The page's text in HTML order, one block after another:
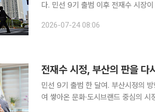
다. 민선 9기 출범 이후 전재수 시장
다. 부산시는 오는 9월 1일부터 본
2026-07-24 08:06
전재수 시정, 부산의 판을 다
민선 9기 출범 한 달여. 부산시정의 방향타가 빠르게
여 쌓아온 문화·도시브랜드 중심의